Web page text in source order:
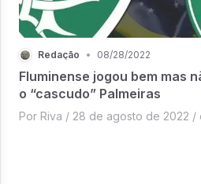
Redação • 08/28/2022
Fluminense jogou bem mas
o “cascudo” Palmeiras
Por Riva / 28 de agosto de 2022 /